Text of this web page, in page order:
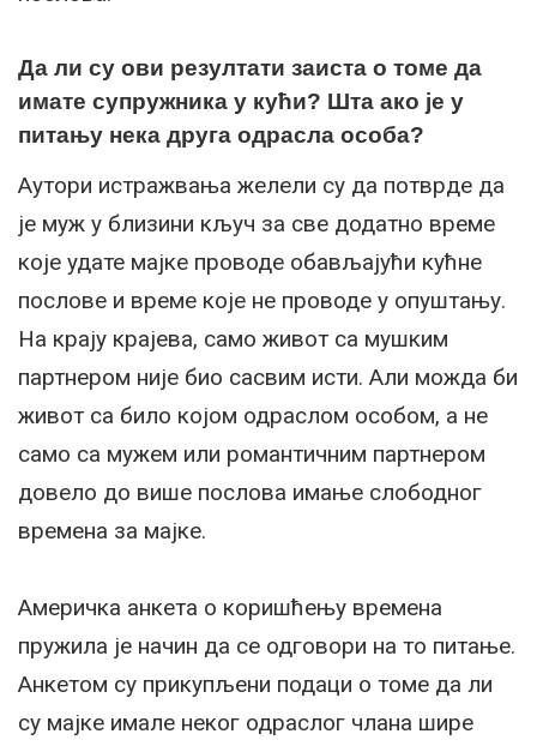
Да ли су ови резултати заиста о томе да
имате супружника у кући? Шта ако је у
питању нека друга одрасла особа?
Аутори истражвања желели су да потврде да
је муж у близини кључ за све додатно време
које удате мајке проводе обављајући кућне
послове и време које не проводе у опуштању.
На крају крајева, само живот са мушким
партнером није био сасвим исти. Али можда би
живот са било којом одраслом особом, а не
само са мужем или романтичним партнером
довело до више послова имање слободног
времена за мајке.
Америчка анкета о коришћењу времена
пружила је начин да се одговори на то питање.
Анкетом су прикупљени подаци о томе да ли
су мајке имале неког одраслог члана шире